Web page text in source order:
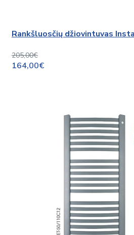
Rankšluosčių džiovintuvas
205,00€
164,00€